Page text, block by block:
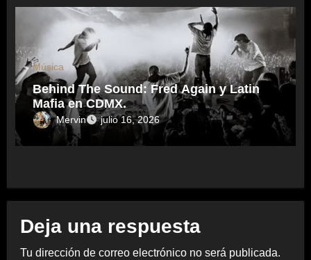
Música
Behind The Sound: Fred Again y Latin
Mafia en CDMX.
Mervin julio 16, 2026
Deja una respuesta
Tu dirección de correo electrónico no será publicada.